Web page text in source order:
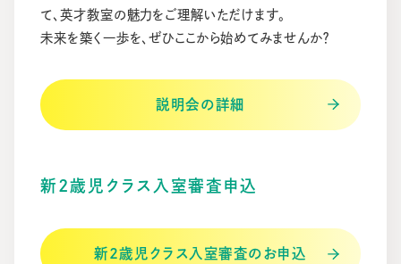
て、英才教室の魅力をご理解いただけます。
未来を築く一歩を、ぜひここから始めてみませんか？
説明会の詳細
新2歳児クラス入室審査申込
新2歳児クラス入室審査のお申込